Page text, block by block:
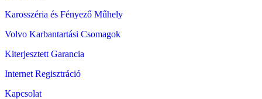
Karosszéria és Fényező Műhely
Volvo Karbantartási Csomagok
Kiterjesztett Garancia
Internet Regisztráció
Kapcsolat